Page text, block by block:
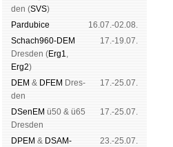
den (SVS)
Pardu­bice
16.07.-02.08.
Schach960-DEM
Dres­den (Erg1,
Erg2)
17.-19.07.
DEM & DFEM Dres­
den
17.-25.07.
DSenEM ü50 & ü65
Dres­den
17.-25.07.
DPEM & DSAM-
23.-25.07.